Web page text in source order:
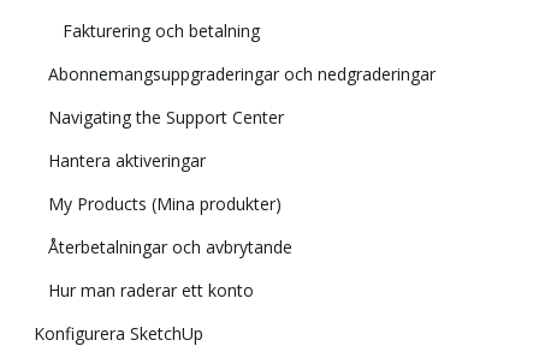
Fakturering och betalning
Abonnemangsuppgraderingar och nedgraderingar
Navigating the Support Center
Hantera aktiveringar
My Products (Mina produkter)
Återbetalningar och avbrytande
Hur man raderar ett konto
Konfigurera SketchUp